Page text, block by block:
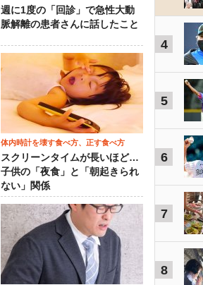
週に1度の「回診」で急性大動
脈解離の患者さんに話したこと
体内時計を壊す食べ方、正す食べ方
スクリーンタイムが長いほど…
子供の「夜食」と「朝起きられ
ない」関係
4
5
6
7
8